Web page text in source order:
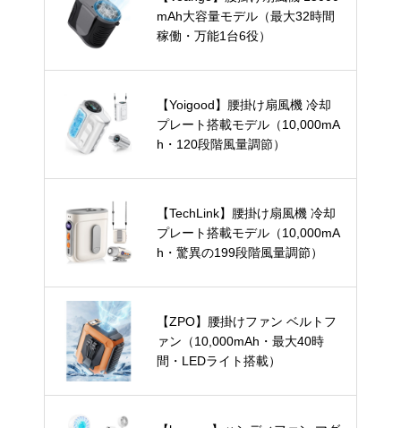
mAh大容量モデル（最大32時間
稼働・万能1台6役）
【Yoigood】腰掛け扇風機 冷却
プレート搭載モデル（10,000mA
h・120段階風量調節）
【TechLink】腰掛け扇風機 冷却
プレート搭載モデル（10,000mA
h・驚異の199段階風量調節）
【ZPO】腰掛けファン ベルトフ
ァン（10,000mAh・最大40時
間・LEDライト搭載）